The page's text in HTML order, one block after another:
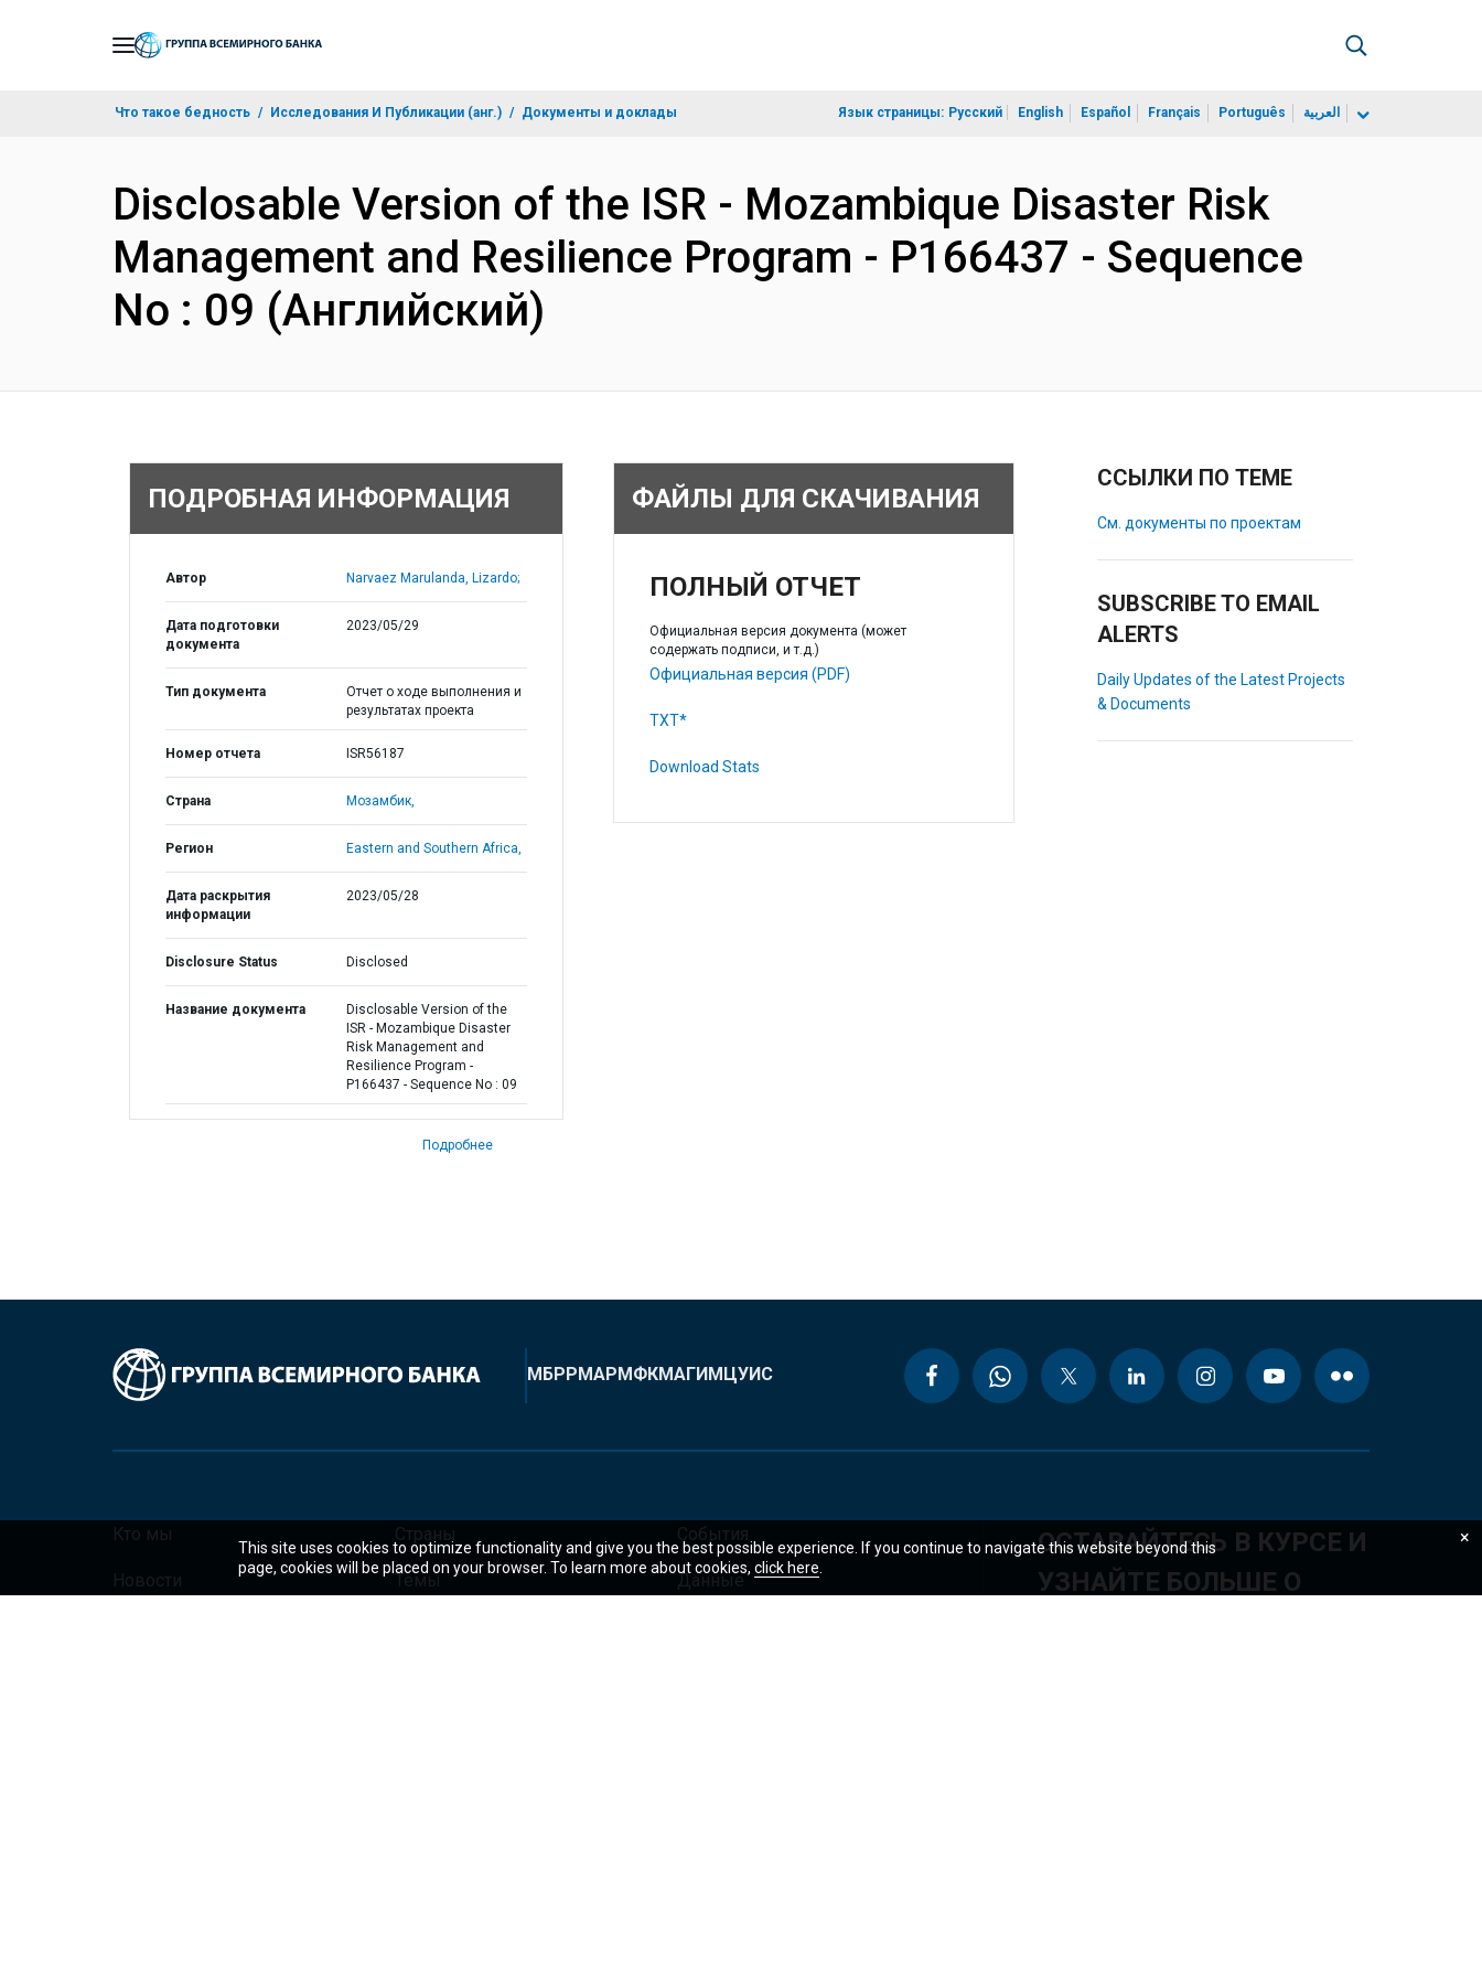
Что такое бедность Исследования И Публикации (анг.) Документы и доклады Язык страницы: Русский English Español Français Português العربية
Disclosable Version of the ISR - Mozambique Disaster Risk
Management and Resilience Program - P166437 - Sequence
No : 09 (Английский)
ПОДРОБНАЯ ИНФОРМАЦИЯ
Автор Narvaez Marulanda, Lizardo;
Дата подготовки
документа
2023/05/29
Тип документа
Отчет о ходе выполнения и
результатах проекта
Номер отчета ISR56187
Страна Мозамбик,
Регион Eastern and Southern Africa,
Дата раскрытия
информации
2023/05/28
Disclosure Status Disclosed
Название документа
Disclosable Version of the
ISR - Mozambique Disaster
Risk Management and
Resilience Program -
P166437 - Sequence No : 09
Подробнее
ФАЙЛЫ ДЛЯ СКАЧИВАНИЯ
ПОЛНЫЙ ОТЧЕТ
Официальная версия документа (может
содержать подписи, и т.д.)
Официальная версия (PDF)
TXT*
Download Stats
ССЫЛКИ ПО ТЕМЕ
См. документы по проектам
SUBSCRIBE TO EMAIL
ALERTS
Daily Updates of the Latest Projects
& Documents
МБРРМАРМФКМАГИМЦУИС
Кто мы
Новости
Страны
Темы
События
Данные
ОСТАВАЙТЕСЬ В КУРСЕ И
УЗНАЙТЕ БОЛЬШЕ О
This site uses cookies to optimize functionality and give you the best possible experience. If you continue to navigate this website beyond this
page, cookies will be placed on your browser. To learn more about cookies, click here
×